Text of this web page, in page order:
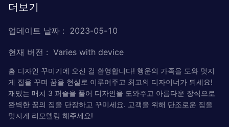
더보기
업데이트 날짜 : 2023-05-10
현재 버전 : Varies with device
홈 디자인 꾸미기에 오신 걸 환영합니다! 행운의 가족을 도와 멋지
게 집을 꾸며 꿈을 현실로 이루어주고 최고의 디자이너가 되세요!
재밌는 매치 3 퍼즐을 풀어 디자인을 도와주고 아름다운 장식으로
완벽한 꿈의 집을 단장하고 꾸미세요. 고객을 위해 단조로운 집을
멋지게 리모델링 해주세요!